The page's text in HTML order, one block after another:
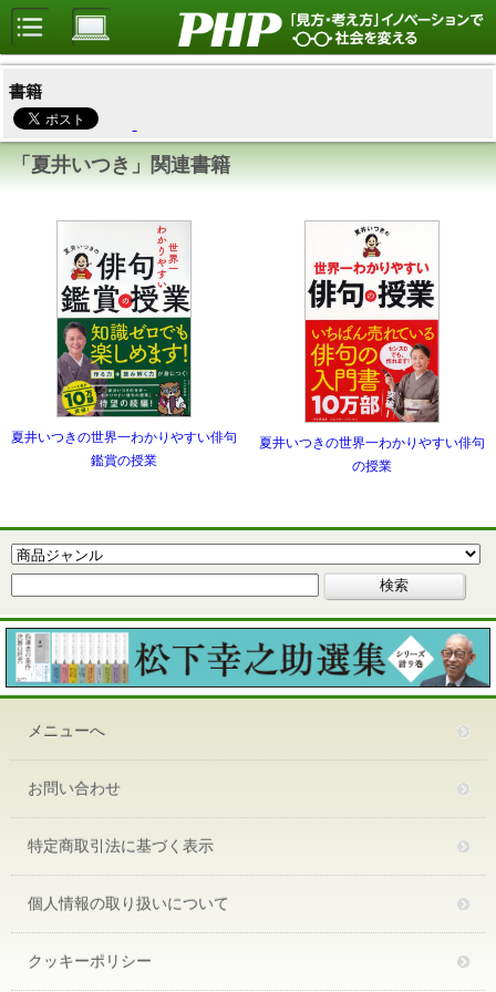
書籍
「夏井いつき」関連書籍
夏井いつきの世界一わかりやすい俳句
鑑賞の授業
夏井いつきの世界一わかりやすい俳句
の授業
メニューへ
お問い合わせ
特定商取引法に基づく表示
個人情報の取り扱いについて
クッキーポリシー